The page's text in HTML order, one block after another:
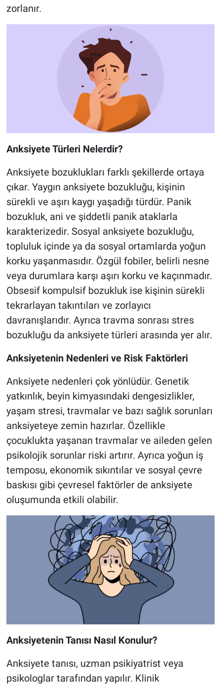
zorlanır.
Anksiyete Türleri Nelerdir?
Anksiyete bozuklukları farklı şekillerde ortaya
çıkar. Yaygın anksiyete bozukluğu, kişinin
sürekli ve aşırı kaygı yaşadığı türdür. Panik
bozukluk, ani ve şiddetli panik ataklarla
karakterizedir. Sosyal anksiyete bozukluğu,
topluluk içinde ya da sosyal ortamlarda yoğun
korku yaşanmasıdır. Özgül fobiler, belirli nesne
veya durumlara karşı aşırı korku ve kaçınmadır.
Obsesif kompulsif bozukluk ise kişinin sürekli
tekrarlayan takıntıları ve zorlayıcı
davranışlarıdır. Ayrıca travma sonrası stres
bozukluğu da anksiyete türleri arasında yer alır.
Anksiyetenin Nedenleri ve Risk Faktörleri
Anksiyete nedenleri çok yönlüdür. Genetik
yatkınlık, beyin kimyasındaki dengesizlikler,
yaşam stresi, travmalar ve bazı sağlık sorunları
anksiyeteye zemin hazırlar. Özellikle
çocuklukta yaşanan travmalar ve aileden gelen
psikolojik sorunlar riski artırır. Ayrıca yoğun iş
temposu, ekonomik sıkıntılar ve sosyal çevre
baskısı gibi çevresel faktörler de anksiyete
oluşumunda etkili olabilir.
Anksiyetenin Tanısı Nasıl Konulur?
Anksiyete tanısı, uzman psikiyatrist veya
psikologlar tarafından yapılır. Klinik